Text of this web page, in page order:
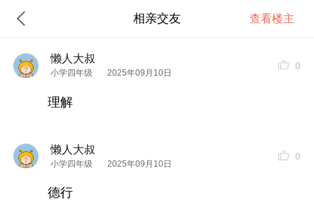
相亲交友 查看楼主
懒人大叔
小学四年级 2025年09月10日
0
理解
懒人大叔
小学四年级 2025年09月10日
0
德行